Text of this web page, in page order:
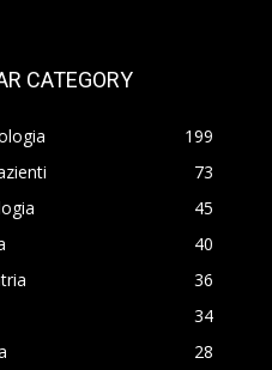
CATEGORY
199
73
45
40
36
34
28